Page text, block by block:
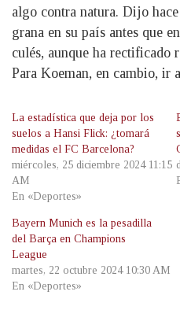
algo contra natura. Dijo
grana en su país antes que
culés, aunque ha rectificado
Para Koeman, en cambio, ir
La estadística que deja por los
suelos a Hansi Flick: ¿tomará
medidas el FC Barcelona?
miércoles, 25 diciembre 2024 11:15
AM
En «Deportes»
Bayern Munich es la pesadilla
del Barça en Champions
League
martes, 22 octubre 2024 10:30 AM
En «Deportes»